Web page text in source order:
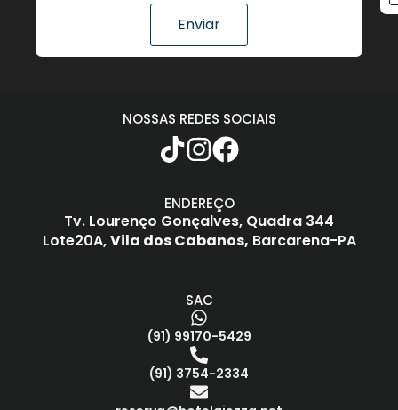
Enviar
SAC
(91) 99170-5429
(91) 3754-2334
ENDEREÇO
Tv. Lourenço Gonçalves, Quadra 344
Lote20A,Vila dos Cabanos, Barcarena-PA
NOSSAS REDES SOCIAIS